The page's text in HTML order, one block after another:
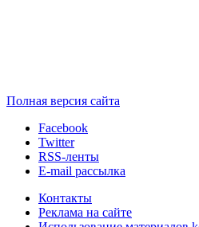
Полная версия сайта
Facebook
Twitter
RSS-ленты
E-mail рассылка
Контакты
Реклама на сайте